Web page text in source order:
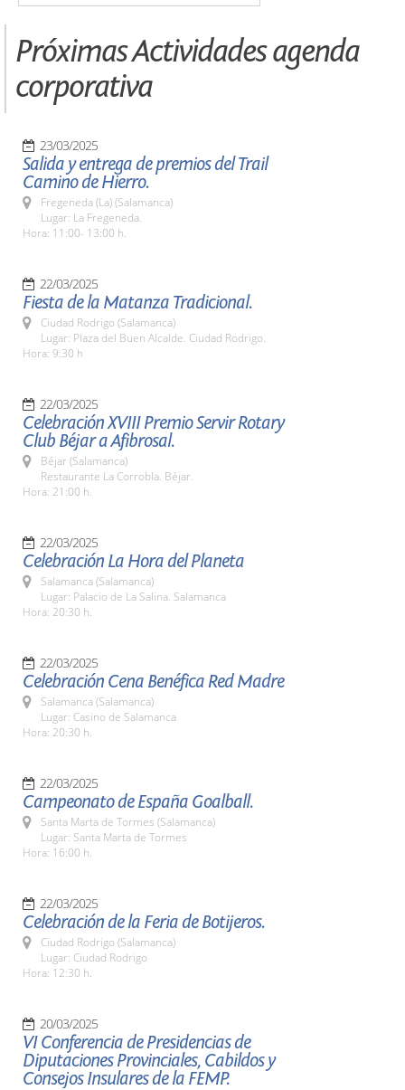
Próximas Actividades agenda
corporativa
23/03/2025
Salida y entrega de premios del Trail
Camino de Hierro.
Fregeneda (La) (Salamanca)
Lugar: La Fregeneda.
Hora: 11:00- 13:00 h.
22/03/2025
Fiesta de la Matanza Tradicional.
Ciudad Rodrigo (Salamanca)
Lugar: Plaza del Buen Alcalde. Ciudad Rodrigo.
Hora: 9:30 h
22/03/2025
Celebración XVIII Premio Servir Rotary
Club Béjar a Afibrosal.
Béjar (Salamanca)
Restaurante La Corrobla. Béjar.
Hora: 21:00 h.
22/03/2025
Celebración La Hora del Planeta
Salamanca (Salamanca)
Lugar: Palacio de La Salina. Salamanca
Hora: 20:30 h.
22/03/2025
Celebración Cena Benéfica Red Madre
Salamanca (Salamanca)
Lugar: Casino de Salamanca
Hora: 20:30 h.
22/03/2025
Campeonato de España Goalball.
Santa Marta de Tormes (Salamanca)
Lugar: Santa Marta de Tormes
Hora: 16:00 h.
22/03/2025
Celebración de la Feria de Botijeros.
Ciudad Rodrigo (Salamanca)
Lugar: Ciudad Rodrigo
Hora: 12:30 h.
20/03/2025
VI Conferencia de Presidencias de
Diputaciones Provinciales, Cabildos y
Consejos Insulares de la FEMP.